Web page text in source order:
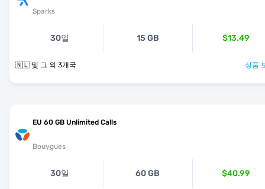
Sparks
30일 15 GB $13.49
🇳🇱 및 그 외 3개국 상품
EU 60 GB Unlimited Calls
Bouygues
30일 60 GB $40.99